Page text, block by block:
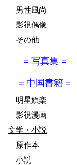
男性風尚
影視偶像
その他
= 写真集 =
= 中国書籍 =
明星娯楽
影視漫画
文学・小説
原作本
小説